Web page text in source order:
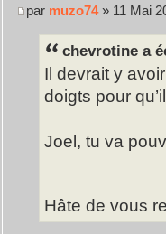
par muzo74» 11 Mai
chevrotine a
Il devrait y
doigts pour
Joel, tu va
Hâte de vous